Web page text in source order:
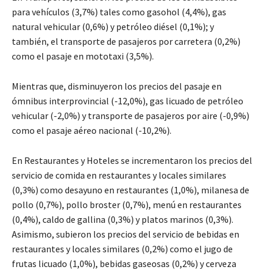
para vehículos (3,7%) tales como gasohol (4,4%), gas
natural vehicular (0,6%) y petróleo diésel (0,1%); y
también, el transporte de pasajeros por carretera (0,2%)
como el pasaje en mototaxi (3,5%).
Mientras que, disminuyeron los precios del pasaje en
ómnibus interprovincial (-12,0%), gas licuado de petróleo
vehicular (-2,0%) y transporte de pasajeros por aire (-0,9%)
como el pasaje aéreo nacional (-10,2%).
En Restaurantes y Hoteles se incrementaron los precios del
servicio de comida en restaurantes y locales similares
(0,3%) como desayuno en restaurantes (1,0%), milanesa de
pollo (0,7%), pollo broster (0,7%), menú en restaurantes
(0,4%), caldo de gallina (0,3%) y platos marinos (0,3%).
Asimismo, subieron los precios del servicio de bebidas en
restaurantes y locales similares (0,2%) como el jugo de
frutas licuado (1,0%), bebidas gaseosas (0,2%) y cerveza